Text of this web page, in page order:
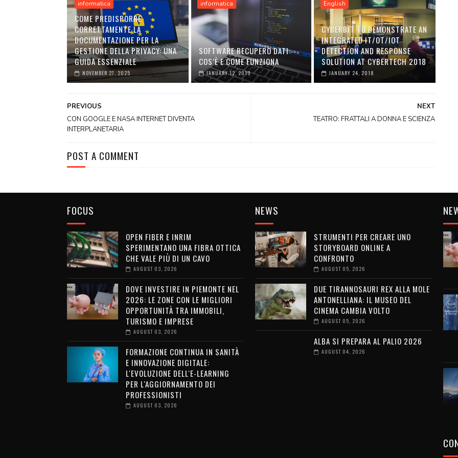
informatica
COME PREDISPORRE
CORRETTAMENTE LA
DOCUMENTAZIONE PER LA
GESTIONE DELLA PRIVACY: UNA
GUIDA ESSENZIALE
NOVEMBER 27, 2025
informatica
SOFTWARE RECUPERO DATI:
COS’È E COME FUNZIONA
JANUARY 12, 2019
English
CYBERBIT TO DEMONSTRATE AN
INTEGRATED IT/OT/IOT
DETECTION AND RESPONSE
SOLUTION AT CYBERTECH 2018
JANUARY 24, 2018
NEXT
TEATRO: FRATTALI A DONNA E SCIENZA
PREVIOUS
CON GOOGLE E NASA INTERNET DIVENTA
INTERPLANETARIA
POST A COMMENT
FOCUS
OPEN FIBER E INRIM
SPERIMENTANO UNA FIBRA OTTICA
CHE VALE PIÙ DI UN CAVO
AUGUST 03, 2026
DOVE INVESTIRE IN PIEMONTE NEL
2026: LE ZONE CON LE MIGLIORI
OPPORTUNITÀ TRA IMMOBILI,
TURISMO E IMPRESE
AUGUST 03, 2026
FORMAZIONE CONTINUA IN SANITÀ
E INNOVAZIONE DIGITALE:
L'EVOLUZIONE DELL'E-LEARNING
PER L'AGGIORNAMENTO DEI
PROFESSIONISTI
AUGUST 03, 2026
NEWS
STRUMENTI PER CREARE UNO
STORYBOARD ONLINE A
CONFRONTO
AUGUST 05, 2026
DUE TIRANNOSAURI REX ALLA MOLE
ANTONELLIANA: IL MUSEO DEL
CINEMA CAMBIA VOLTO
AUGUST 05, 2026
ALBA SI PREPARA AL PALIO 2026
AUGUST 04, 2026